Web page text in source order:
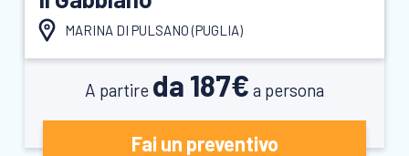
MARINA DI PULSANO (PUGLIA)
A partire da 187€ a persona
Fai un preventivo